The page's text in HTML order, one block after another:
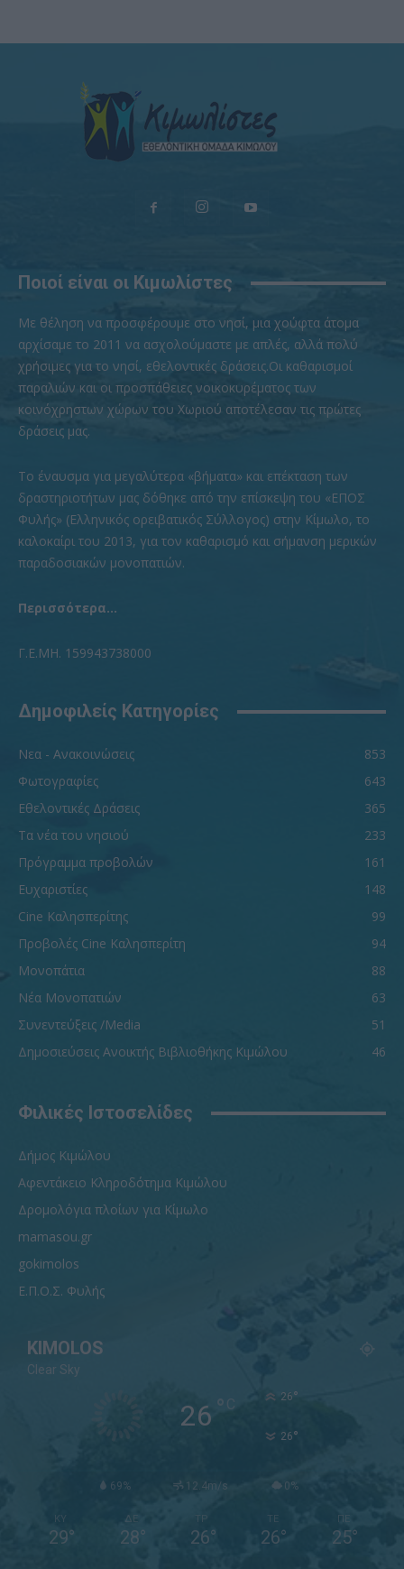
Ποιοί είναι οι Κιμωλίστες
Με θέληση να προσφέρουμε στο νησί, μια χούφτα άτομα
αρχίσαμε το 2011 να ασχολούμαστε με απλές, αλλά πολύ
χρήσιμες για το νησί, εθελοντικές δράσεις.Οι καθαρισμοί
παραλιών και οι προσπάθειες νοικοκυρέματος των
κοινόχρηστων χώρων του Χωριού αποτέλεσαν τις πρώτες
δράσεις μας.
To έναυσμα για μεγαλύτερα «βήματα» και επέκταση των
δραστηριοτήτων μας δόθηκε από την επίσκεψη του «ΕΠΟΣ
Φυλής» (Ελληνικός ορειβατικός Σύλλογος) στην Κίμωλο, το
καλοκαίρι του 2013, για τον καθαρισμό και σήμανση μερικών
παραδοσιακών μονοπατιών.
Περισσότερα...
Γ.Ε.ΜΗ. 159943738000
Δημοφιλείς Κατηγορίες
Νεα - Ανακοινώσεις
853
Φωτογραφίες
643
Εθελοντικές Δράσεις
365
Τα νέα του νησιού
233
Πρόγραμμα προβολών
161
Ευχαριστίες
148
Cine Καλησπερίτης
99
Προβολές Cine Καλησπερίτη
94
Μονοπάτια
88
Νέα Μονοπατιών
63
Συνεντεύξεις /Media
51
Δημοσιεύσεις Ανοικτής Βιβλιοθήκης Κιμώλου
46
Φιλικές Ιστοσελίδες
Δήμος Κιμώλου
Αφεντάκειο Κληροδότημα Κιμώλου
Δρομολόγια πλοίων για Κίμωλο
mamasou.gr
gokimolos
Ε.Π.Ο.Σ. Φυλής
KIMOLOS
Clear Sky
26 ° C 26°
26°
69% 12.4m/s 0%
ΚΥ
29°
ΔΕ
28°
ΤΡ
26°
ΤΕ
26°
ΠΕ
25°